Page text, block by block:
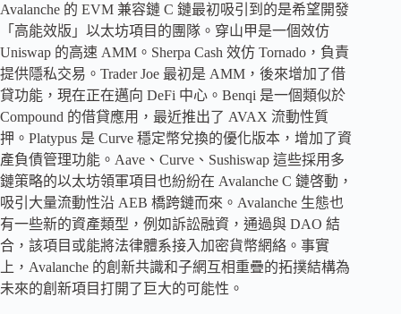
Avalanche 的 EVM 兼容鏈 C 鏈最初吸引到的是希望開發
「高能效版」以太坊項目的團隊。穿山甲是一個效仿
Uniswap 的高速 AMM。Sherpa Cash 效仿 Tornado，負責
提供隱私交易。Trader Joe 最初是 AMM，後來增加了借
貸功能，現在正在邁向 DeFi 中心。Benqi 是一個類似於
Compound 的借貸應用，最近推出了 AVAX 流動性質
押。Platypus 是 Curve 穩定幣兌換的優化版本，增加了資
產負債管理功能。Aave、Curve、Sushiswap 這些採用多
鏈策略的以太坊領軍項目也紛紛在 Avalanche C 鏈啓動，
吸引大量流動性沿 AEB 橋跨鏈而來。Avalanche 生態也
有一些新的資產類型，例如訴訟融資，通過與 DAO 結
合，該項目或能將法律體系接入加密貨幣網絡。事實
上，Avalanche 的創新共識和子網互相重疊的拓撲結構為
未來的創新項目打開了巨大的可能性。